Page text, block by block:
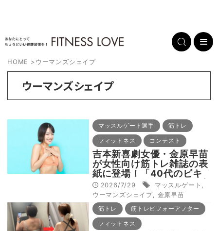
HOME >ウーマンズシェイプ
ウーマンズシェイプ
マッスルゲート選手 筋トレ
フィットネス コンテスト
吉本新喜劇女優・金原早苗
が女性向け筋トレ雑誌の表
紙に登場！「40代のビキ
ニは恥ずかしい？そんな時
代にピリオドを！」
2026/7/29 マッスルゲート
ウーマンズシェイプ, 金原早苗
筋トレ 筋トレビフォーアフター
フィットネス